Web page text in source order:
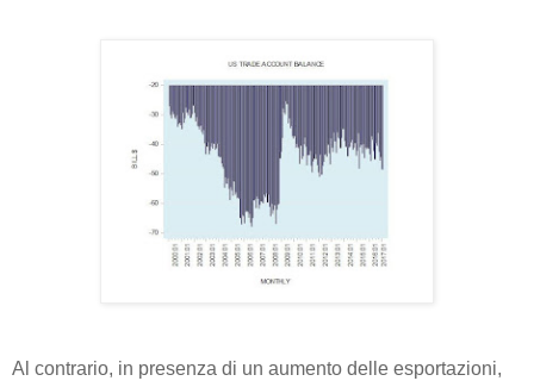
Al contrario, in presenza di un aumento delle esportazioni,